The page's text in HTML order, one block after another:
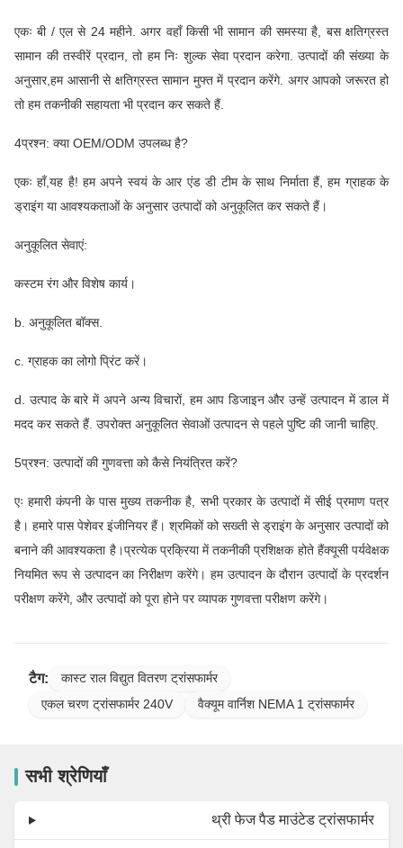
एकः बी / एल से 24 महीने. अगर वहाँ किसी भी सामान की समस्या है, बस क्षतिग्रस्त
सामान की तस्वीरें प्रदान, तो हम निः शुल्क सेवा प्रदान करेगा. उत्पादों की संख्या के
अनुसार,हम आसानी से क्षतिग्रस्त सामान मुफ्त में प्रदान करेंगे. अगर आपको जरूरत हो
तो हम तकनीकी सहायता भी प्रदान कर सकते हैं.
4प्रश्न: क्या OEM/ODM उपलब्ध है?
एकः हाँ,यह है! हम अपने स्वयं के आर एंड डी टीम के साथ निर्माता हैं, हम ग्राहक के
ड्राइंग या आवश्यकताओं के अनुसार उत्पादों को अनुकूलित कर सकते हैं।
अनुकूलित सेवाएं:
कस्टम रंग और विशेष कार्य।
b. अनुकूलित बॉक्स.
c. ग्राहक का लोगो प्रिंट करें।
d. उत्पाद के बारे में अपने अन्य विचारों, हम आप डिजाइन और उन्हें उत्पादन में डाल में
मदद कर सकते हैं. उपरोक्त अनुकूलित सेवाओं उत्पादन से पहले पुष्टि की जानी चाहिए.
5प्रश्न: उत्पादों की गुणवत्ता को कैसे नियंत्रित करें?
एः हमारी कंपनी के पास मुख्य तकनीक है, सभी प्रकार के उत्पादों में सीई प्रमाण पत्र
है। हमारे पास पेशेवर इंजीनियर हैं। श्रमिकों को सख्ती से ड्राइंग के अनुसार उत्पादों को
बनाने की आवश्यकता है।प्रत्येक प्रक्रिया में तकनीकी प्रशिक्षक होते हैंक्यूसी पर्यवेक्षक
नियमित रूप से उत्पादन का निरीक्षण करेंगे। हम उत्पादन के दौरान उत्पादों के प्रदर्शन
परीक्षण करेंगे, और उत्पादों को पूरा होने पर व्यापक गुणवत्ता परीक्षण करेंगे।
टैग:
कास्ट राल विद्युत वितरण ट्रांसफार्मर
एकल चरण ट्रांसफार्मर 240V
वैक्यूम वार्निश NEMA 1 ट्रांसफार्मर
सभी श्रेणियाँ
थ्री फेज पैड माउंटेड ट्रांसफार्मर